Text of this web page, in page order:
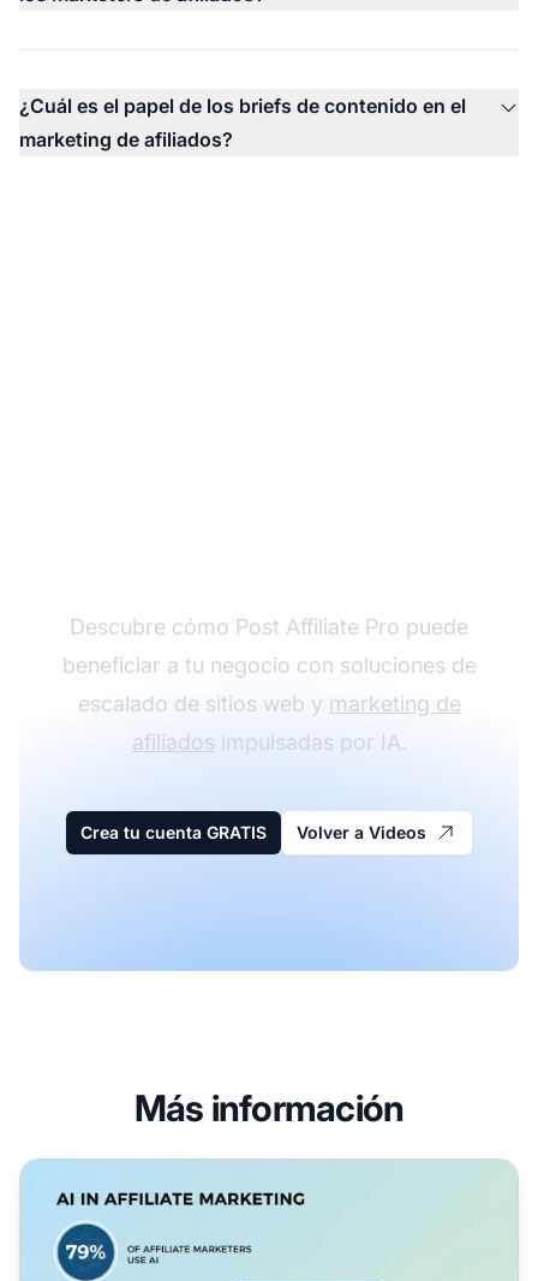
¿Cuál es el papel de los briefs de contenido en el
marketing de afiliados?
Descubre cómo Post Affiliate Pro puede
beneficiar a tu negocio con soluciones de
escalado de sitios web y marketing de
afiliados impulsadas por IA.
Crea tu cuenta GRATIS Volver a Videos
Más información
La IA en el Marketing de Afiliados: Transformando